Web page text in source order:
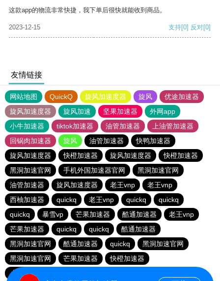
这款app的物流非常快捷，我下单后很快就能收到商品。
2023-12-15 支持[0] 反对[0]
友情链接
网站地图 QuickQ 旋风加速度器 旋风
优途加速器
旋风加速度器
旋风加速 坚果加速器
外网app
小牛加速器
tiktok加速器 油管加速器
上油管加速器
回锅肉加速器
旋风 油管加速器
快鸭加速器
旋风加速度器
快橙加速器 旋风加速度器
快橙加速器
黑洞加速官网
手机外国加速器官网
黑洞加速官网
油管加速器
旋风加速度器 老王vnp
老王vnp
西柚加速器
quickq 老王vnp quickq
quickq
quickq
暴雪vp 芒果加速器 酷通加速器
老王vnp
芒果加速器
quickq quickq
酷通加速器
黑洞加速官网
酷通加速器 quickq
黑洞加速官网
黑洞加速官网
芒果加速器
快橙加速器
小猫咪ciash加速器